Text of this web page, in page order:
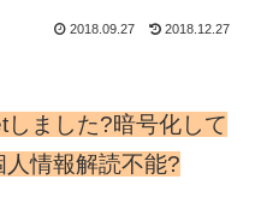
2018.09.27 2018.12.27
ました?暗号化して
情報解読不能?